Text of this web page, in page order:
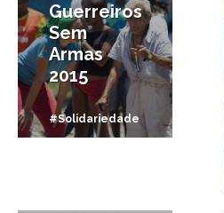
Guerreiros
Sem
Armas
2015
#Solidariedade